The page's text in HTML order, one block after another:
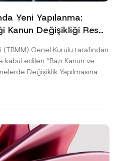
Yeni Yapılanma:
Kanun Değişikliği Resmî
Genel Kurulu tarafından
edilen “Bazı Kanun ve
Değişiklik Yapılmasına